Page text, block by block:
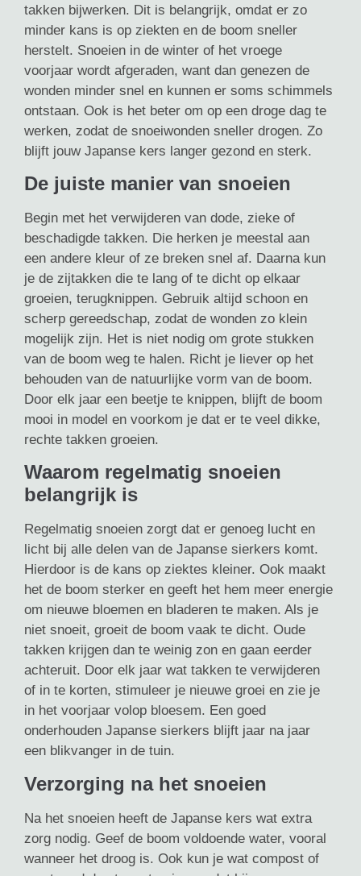
takken bijwerken. Dit is belangrijk, omdat er zo
minder kans is op ziekten en de boom sneller
herstelt. Snoeien in de winter of het vroege
voorjaar wordt afgeraden, want dan genezen de
wonden minder snel en kunnen er soms schimmels
ontstaan. Ook is het beter om op een droge dag te
werken, zodat de snoeiwonden sneller drogen. Zo
blijft jouw Japanse kers langer gezond en sterk.
De juiste manier van snoeien
Begin met het verwijderen van dode, zieke of
beschadigde takken. Die herken je meestal aan
een andere kleur of ze breken snel af. Daarna kun
je de zijtakken die te lang of te dicht op elkaar
groeien, terugknippen. Gebruik altijd schoon en
scherp gereedschap, zodat de wonden zo klein
mogelijk zijn. Het is niet nodig om grote stukken
van de boom weg te halen. Richt je liever op het
behouden van de natuurlijke vorm van de boom.
Door elk jaar een beetje te knippen, blijft de boom
mooi in model en voorkom je dat er te veel dikke,
rechte takken groeien.
Waarom regelmatig snoeien
belangrijk is
Regelmatig snoeien zorgt dat er genoeg lucht en
licht bij alle delen van de Japanse sierkers komt.
Hierdoor is de kans op ziektes kleiner. Ook maakt
het de boom sterker en geeft het hem meer energie
om nieuwe bloemen en bladeren te maken. Als je
niet snoeit, groeit de boom vaak te dicht. Oude
takken krijgen dan te weinig zon en gaan eerder
achteruit. Door elk jaar wat takken te verwijderen
of in te korten, stimuleer je nieuwe groei en zie je
in het voorjaar volop bloesem. Een goed
onderhouden Japanse sierkers blijft jaar na jaar
een blikvanger in de tuin.
Verzorging na het snoeien
Na het snoeien heeft de Japanse kers wat extra
zorg nodig. Geef de boom voldoende water, vooral
wanneer het droog is. Ook kun je wat compost of